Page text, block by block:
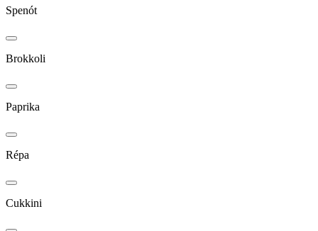
Spenót
Brokkoli
Paprika
Répa
Cukkini